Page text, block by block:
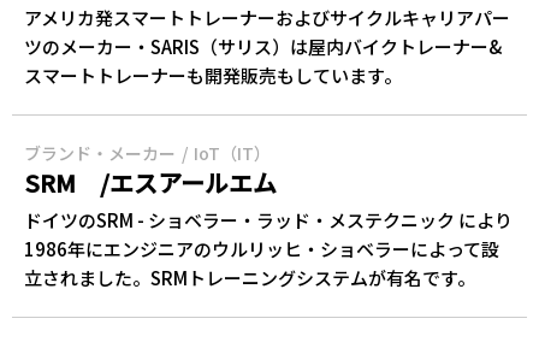
‎‎‎アメリカ発スマートトレーナーおよびサイクルキャリアパー
ツのメーカー・SARIS（サリス）は屋内‎‎バイク‎‎トレーナー&
スマートトレーナーも開発販売もしています。‎
ブランド・メーカー IoT（IT）
SRM /エスアールエム
‎ドイツのSRM - ショベラー・ラッド・メステクニック により
1986年にエンジニアのウルリッヒ・ショベラーによって設
立されました。SRMトレーニングシステム‎‎が有名です。